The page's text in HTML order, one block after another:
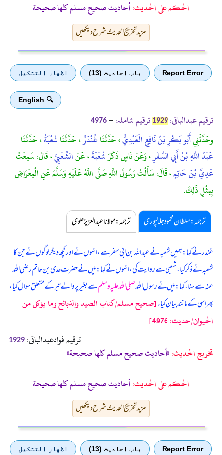
الحكم على الحديث:أحاديث صحيح مسلم كلها صحيحة
مزید تخریج الحدیث شرح دیکھیں
Report Error باب احادیث (13) اظهار التشكيل
🔍 English
ترقیم عبدالباقی: 1929 ترقیم شاملہ: --
4976
وحَدَّثَنِيأَبُو بَكْرِ بْنُ نَافِعٍ الْعَبْدِيُّ، حَدَّثَنَاغُنْدَرٌ، حَدَّثَنَاشُعْبَةُ، حَدَّثَنَا
عَبْدُ اللَّهِ بْنُ أَبِي السَّفَرِ، وَعَنْ نَاسٍ ذَكَرَشُعْبَةُ، عَنْالشَّعْبِيِّ، قَالَ: سَمِعْتُ
عَدِيَّ بْنَ حَاتِمٍ، قَالَ: سَأَلْتُ رَسُولَ اللَّهِ صَلَّى اللَّهُ عَلَيْهِ وَسَلَّمَ عَنِ الْمِعْرَاضِ
بِمِثْلِ ذَلِكَ.
ترجمہ:سلطان محمود جلالپوری ترجمہ:مولانا عبدالعزیز علوی
غندر نے کہا: ہمیں شعبہ نے عبداللہ بن ابی سفر سے، انہوں نے اور کچھ دیگر لوگوں نے جن کا
شعبہ نے ذکر کیا، شعبی سے روایت کی، انہوں نے کہا: میں نے حضرت عدی بن حاتم رضی اللہ
عنہ سے سنا، کہا: میں نے رسول اللہصلی اللہ علیہ وسلمسے بغیر پر والے تیر کے متعلق سوال کیا،
پھر اسی کے مانند بیان کیا۔[صحيح مسلم/كتاب الصيد والذبائح وما يؤكل من
الحيوان/حدیث: 4976]
ترقیم فوادعبدالباقی: 1929
تخریج الحدیث:«أحاديث صحيح مسلم كلها صحيحة»
الحكم على الحديث:أحاديث صحيح مسلم كلها صحيحة
مزید تخریج الحدیث شرح دیکھیں
Report Error باب احادیث (13) اظهار التشكيل